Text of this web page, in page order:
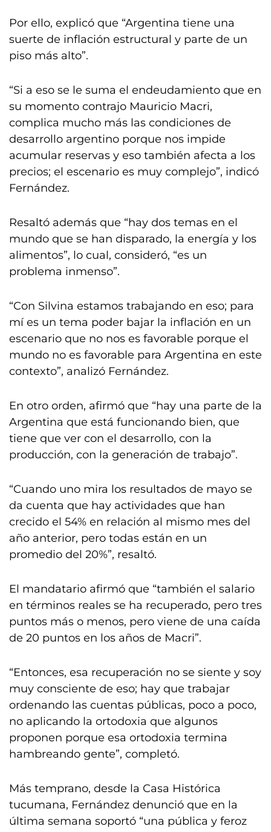
Por ello, explicó que “Argentina tiene una
suerte de inflación estructural y parte de un
piso más alto”.
“Si a eso se le suma el endeudamiento que en
su momento contrajo Mauricio Macri,
complica mucho más las condiciones de
desarrollo argentino porque nos impide
acumular reservas y eso también afecta a los
precios; el escenario es muy complejo”, indicó
Fernández.
Resaltó además que “hay dos temas en el
mundo que se han disparado, la energía y los
alimentos”, lo cual, consideró, “es un
problema inmenso”.
“Con Silvina estamos trabajando en eso; para
mí es un tema poder bajar la inflación en un
escenario que no nos es favorable porque el
mundo no es favorable para Argentina en este
contexto”, analizó Fernández.
En otro orden, afirmó que “hay una parte de la
Argentina que está funcionando bien, que
tiene que ver con el desarrollo, con la
producción, con la generación de trabajo”.
“Cuando uno mira los resultados de mayo se
da cuenta que hay actividades que han
crecido el 54% en relación al mismo mes del
año anterior, pero todas están en un
promedio del 20%”, resaltó.
El mandatario afirmó que “también el salario
en términos reales se ha recuperado, pero tres
puntos más o menos, pero viene de una caída
de 20 puntos en los años de Macri”.
“Entonces, esa recuperación no se siente y soy
muy consciente de eso; hay que trabajar
ordenando las cuentas públicas, poco a poco,
no aplicando la ortodoxia que algunos
proponen porque esa ortodoxia termina
hambreando gente”, completó.
Más temprano, desde la Casa Histórica
tucumana, Fernández denunció que en la
última semana soportó “una pública y feroz